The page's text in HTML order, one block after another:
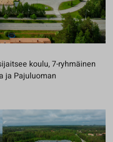
koulu, 7-ryhmäinen
ja Pajuluoman